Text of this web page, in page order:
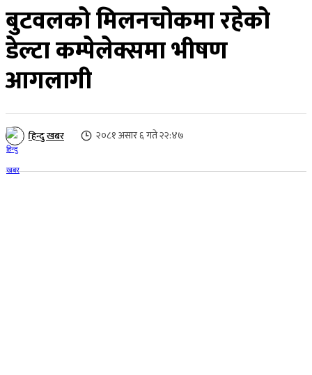
बुटवलको मिलनचोकमा रहेको
डेल्टा कम्पेलेक्समा भीषण
आगलागी
हिन्दु खबर २०८१ असार ६ गते २२:४७